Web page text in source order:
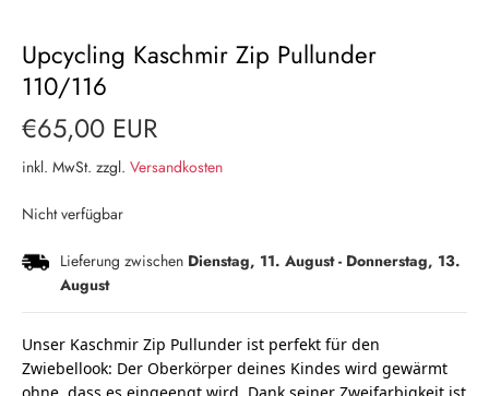
Upcycling Kaschmir Zip Pullunder
110/116
€65,00 EUR
inkl. MwSt. zzgl. Versandkosten
Nicht verfügbar
Lieferung zwischen Dienstag, 11. August- Donnerstag, 13.
August
Unser Kaschmir Zip Pullunder ist perfekt für den
Zwiebellook: Der Oberkörper deines Kindes wird gewärmt
ohne, dass es eingeengt wird. Dank seiner Zweifarbigkeit ist